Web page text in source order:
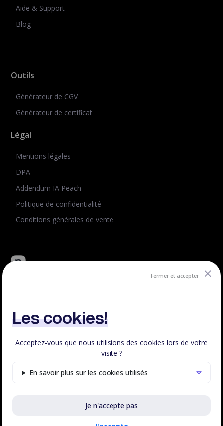
Fermer et accepter
Les cookies!
Acceptez-vous que nous utilisions des cookies lors de votre
visite ?
En savoir plus sur les cookies utilisés
Je n'accepte pas
Aide & Support
Blog
Outils
Générateur de CGV
Générateur de certificat
Légal
Mentions légales
DPA
Addendum IA Peach
Politique de confidentialité
Conditions générales de vente
Peachie : plateforme tout-en-un de vente de formation en
Voir le statut
©Peachie 2023 - 2026 | Fait avec ♥en France, tous droits